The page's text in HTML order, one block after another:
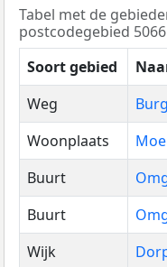
Tabel met de
postcodegebied
Soort gebied
Weg
Woonplaats
Buurt
Buurt
Wijk